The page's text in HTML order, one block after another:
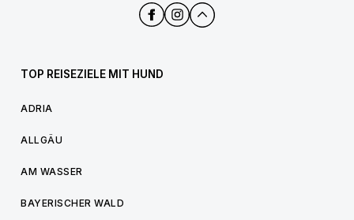
TOP REISEZIELE MIT HUND
ADRIA
ALLGÄU
AM WASSER
BAYERISCHER WALD